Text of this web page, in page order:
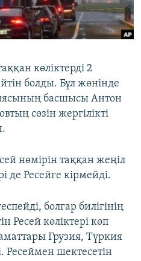
көліктерді 2
болды. Бұл жөнінде
басшысы Антон
сөзін жергілікті
нөмірін таққан жеңіл
де Ресейге кірмейді.
болгар билігінің
Ресей көліктері көп
Грузия, Түркия
Ресеймен шектесетін